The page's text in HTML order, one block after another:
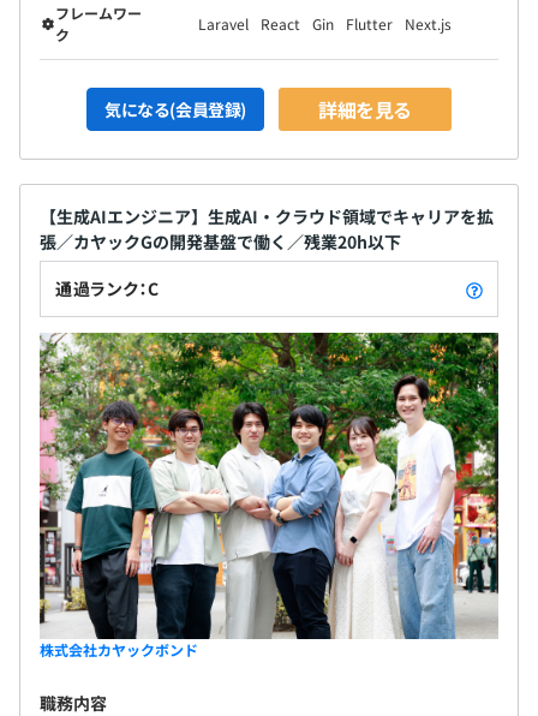
フレームワー
ク
Laravel React Gin Flutter Next.js
気になる(会員登録) 詳細を見る
【生成AIエンジニア】生成AI・クラウド領域でキャリアを拡
張／カヤックGの開発基盤で働く／残業20h以下
通過ランク：C
株式会社カヤックボンド
職務内容